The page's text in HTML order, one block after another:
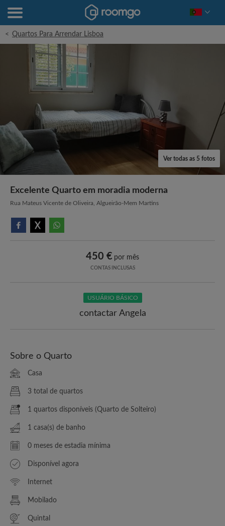
< Quartos Para Arrendar Lisboa
Ver todas as 5 fotos
Excelente Quarto em moradia moderna
Rua Mateus Vicente de Oliveira, Algueirão-Mem Martins
450 € por mês
CONTAS INCLUSAS
USUÁRIO BÁSICO
contactar Angela
Sobre o Quarto
Casa
3 total de quartos
1 quartos disponíveis (Quarto de Solteiro)
1 casa(s) de banho
0 meses de estadia mínima
Disponível agora
Internet
Mobilado
Quintal